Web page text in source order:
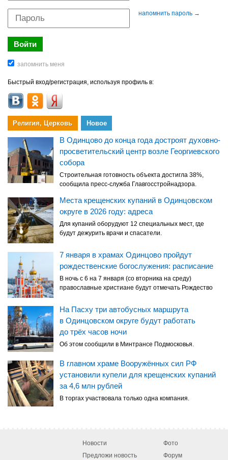
напомнить пароль →
Быстрый вход/регистрация, используя профиль в:
Религия, Церковь Новое
В Одинцово до конца года достроят духовно-
просветительский центр возле Георгиевского
собора
Строительная готовность объекта достигла 38%,
сообщила пресс-служба Главгосстройнадзора.
Места крещенских купаний в Одинцовском
округе в 2026 году: адреса
Для купаний оборудуют 12 специальных мест, где
будут дежурить врачи и спасатели.
7 января в храмах Одинцово пройдут
рождественские богослужения: расписание
В ночь с 6 на 7 января (со вторника на среду)
православные христиане будут отмечать Рождество
На Пасху три автобусных маршрута
в Одинцовском округе будут работать
до трёх часов ночи
Об этом сообщили в Минтрансе Подмосковья.
В главном храме Вооружённых сил РФ
установили купели для крещенских купаний
за 4,6 млн рублей
В торгах участвовала только одна компания.
Новости
Предложи новость
Фото
Форум